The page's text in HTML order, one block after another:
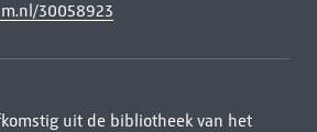
30058923
uit de bibliotheek van het